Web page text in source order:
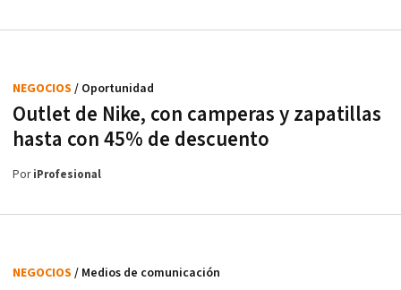
Outlet de Nike, con camperas y zapatillas
hasta con 45% de descuento
NEGOCIOS / Oportunidad
PoriProfesional
NEGOCIOS / Medios de comunicación